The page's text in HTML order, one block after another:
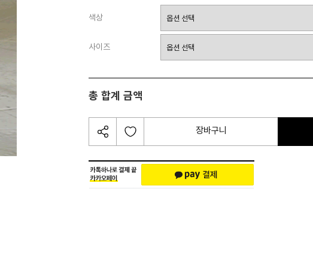
색상
사이즈
총 합계 금액
장바구니